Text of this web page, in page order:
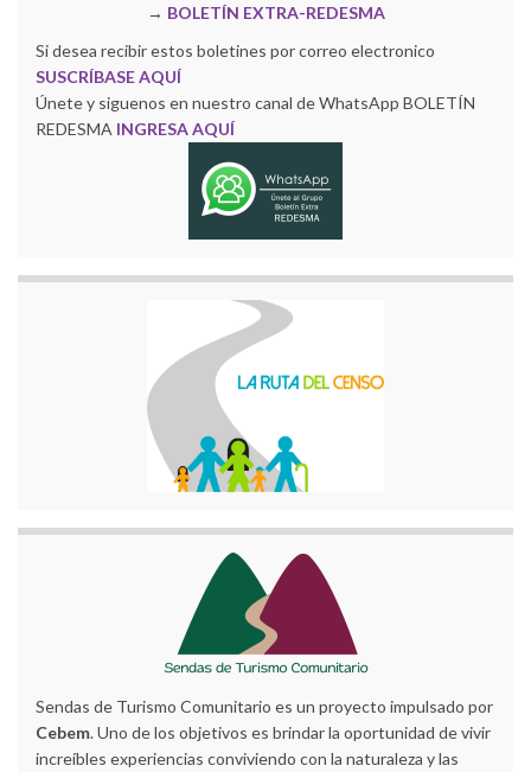
→ BOLETÍN EXTRA-REDESMA
Si desea recibir estos boletines por correo electronico
SUSCRÍBASE AQUÍ
Únete y siguenos en nuestro canal de WhatsApp BOLETÍN
REDESMA INGRESA AQUÍ
Sendas de Turismo Comunitario es un proyecto impulsado por
Cebem. Uno de los objetivos es brindar la oportunidad de vivir
increíbles experiencias conviviendo con la naturaleza y las